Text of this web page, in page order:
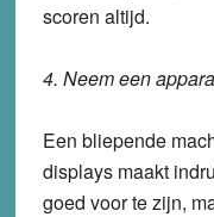
scoren altijd.
4. Neem een
Een bliepende
displays maakt
goed voor te zijn,